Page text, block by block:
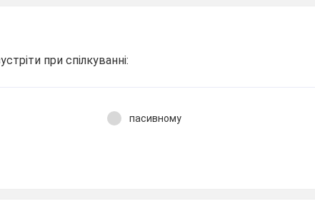
при спілкуванні:
пасивному